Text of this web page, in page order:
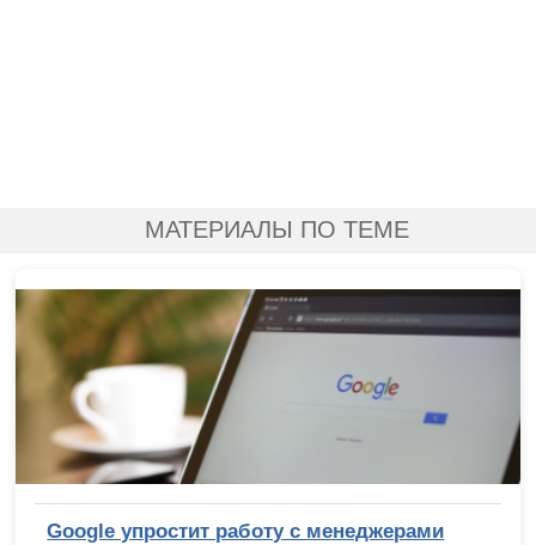
МАТЕРИАЛЫ ПО ТЕМЕ
Google упростит работу с менеджерами